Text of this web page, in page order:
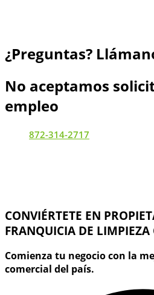
¿Preguntas?
No aceptamos
empleo
872-314-2717
CONVIÉRTETE EN
FRANQUICIA DE LIMPIEZA
Comienza tu negocio con la
comercial del país.